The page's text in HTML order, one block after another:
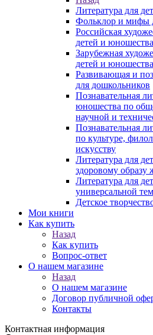
Литература для
Фольклор и мифы
Российская
детей и юношества
Зарубежная
детей и юношества
Развивающая и
для дошкольников
Познавательная
юношества по
научной и
Познавательная
по культуре,
искусству
Литература для
здоровому образу
Литература для
универсальной
Детское
Мои книги
Как купить
Назад
Как купить
Вопрос-ответ
О нашем магазине
Назад
О нашем магазине
Договор публичной
Контакты
Контактная информация